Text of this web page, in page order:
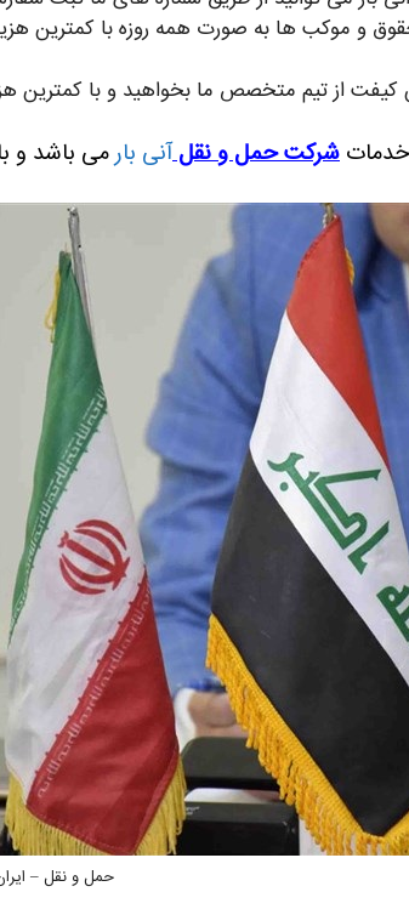
و موکب ها به صورت همه روزه با کمترین
کیفت از تیم متخصص ما بخواهید و با کمترین
شرکت حمل و نقلآنی بارمی باشد و
حمل و نقل –